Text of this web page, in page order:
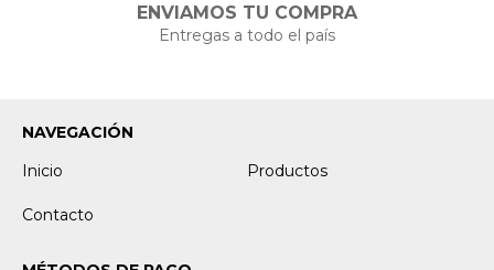
ENVIAMOS TU COMPRA
Entregas a todo el país
NAVEGACIÓN
Inicio
Productos
Contacto